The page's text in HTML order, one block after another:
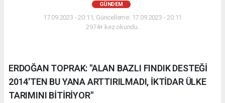
GÜNDEM
17.09.2023 - 20:11, Güncelleme: 17.09.2023 - 20:11
2974+ kez okundu.
ERDOĞAN TOPRAK: "ALAN BAZLI FINDIK DESTEĞİ
2014'TEN BU YANA ARTTIRILMADI, İKTİDAR ÜLKE
TARIMINI BİTİRİYOR"